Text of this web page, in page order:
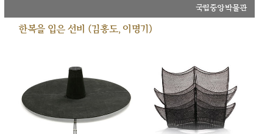
국립중앙박물관
한복을 입은 선비 (김홍도, 이명기)